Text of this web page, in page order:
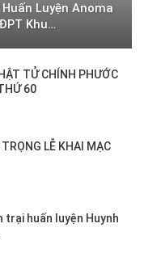
Luyện Anoma
Khu…
TỬ CHÍNH PHƯỚC
60
LỄ KHAI MẠC
trại huấn luyện Huynh